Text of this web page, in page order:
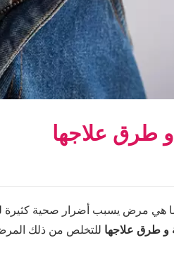
طرق علاجها
هي مرض يسبب أضرار صحية كثيرة
و طرق علاجها للتخلص من ذلك